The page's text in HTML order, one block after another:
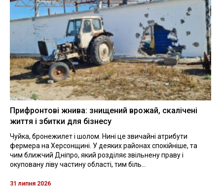
Прифронтові жнива: знищений врожай, скалічені
життя і збитки для бізнесу
Чуйка, бронежилет і шолом. Нині це звичайні атрибути
фермера на Херсонщині. У деяких районах спокійніше, та
чим ближчий Дніпро, який розділяє звільнену праву і
окуповану ліву частину області, тим біль...
31 липня 2026